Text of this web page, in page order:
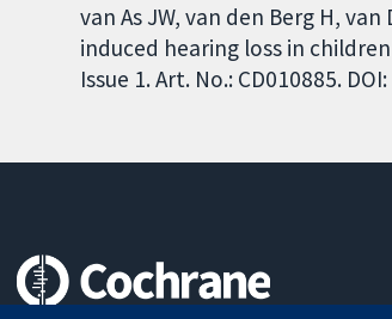
van As JW, van den Berg H,
induced hearing loss in
Issue 1. Art. No.: CD010885.